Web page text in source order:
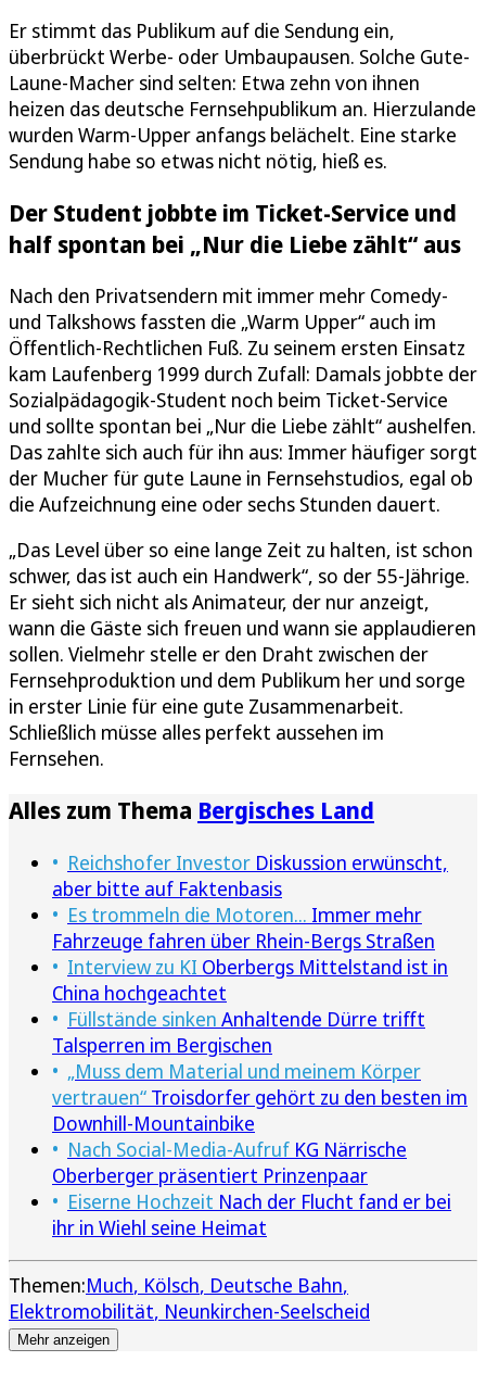
Er stimmt das Publikum auf die Sendung ein,
überbrückt Werbe- oder Umbaupausen. Solche Gute-
Laune-Macher sind selten: Etwa zehn von ihnen
heizen das deutsche Fernsehpublikum an. Hierzulande
wurden Warm-Upper anfangs belächelt. Eine starke
Sendung habe so etwas nicht nötig, hieß es.
Der Student jobbte im Ticket-Service und
half spontan bei „Nur die Liebe zählt“ aus
Nach den Privatsendern mit immer mehr Comedy-
und Talkshows fassten die „Warm Upper“ auch im
Öffentlich-Rechtlichen Fuß. Zu seinem ersten Einsatz
kam Laufenberg 1999 durch Zufall: Damals jobbte der
Sozialpädagogik-Student noch beim Ticket-Service
und sollte spontan bei „Nur die Liebe zählt“ aushelfen.
Das zahlte sich auch für ihn aus: Immer häufiger sorgt
der Mucher für gute Laune in Fernsehstudios, egal ob
die Aufzeichnung eine oder sechs Stunden dauert.
„Das Level über so eine lange Zeit zu halten, ist schon
schwer, das ist auch ein Handwerk“, so der 55‑Jährige.
Er sieht sich nicht als Animateur, der nur anzeigt,
wann die Gäste sich freuen und wann sie applaudieren
sollen. Vielmehr stelle er den Draht zwischen der
Fernsehproduktion und dem Publikum her und sorge
in erster Linie für eine gute Zusammenarbeit.
Schließlich müsse alles perfekt aussehen im
Fernsehen.
Alles zum Thema Bergisches Land
Reichshofer Investor Diskussion erwünscht,
aber bitte auf Faktenbasis
Es trommeln die Motoren... Immer mehr
Fahrzeuge fahren über Rhein-Bergs Straßen
Interview zu KI Oberbergs Mittelstand ist in
China hochgeachtet
Füllstände sinken Anhaltende Dürre trifft
Talsperren im Bergischen
„Muss dem Material und meinem Körper
vertrauen“ Troisdorfer gehört zu den besten im
Downhill-Mountainbike
Nach Social-Media-Aufruf KG Närrische
Oberberger präsentiert Prinzenpaar
Eiserne Hochzeit Nach der Flucht fand er bei
ihr in Wiehl seine Heimat
Themen:Much Kölsch Deutsche Bahn
Elektromobilität Neunkirchen-Seelscheid
Mehr anzeigen